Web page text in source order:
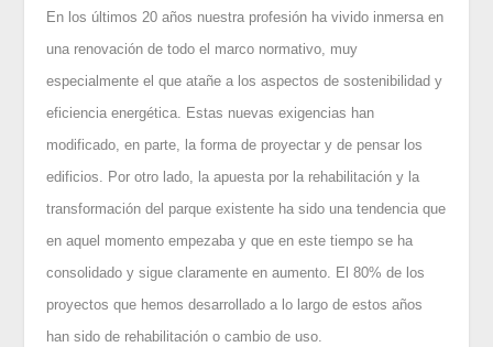
En los últimos 20 años nuestra profesión ha vivido inmersa en
una renovación de todo el marco normativo, muy
especialmente el que atañe a los aspectos de sostenibilidad y
eficiencia energética. Estas nuevas exigencias han
modificado, en parte, la forma de proyectar y de pensar los
edificios. Por otro lado, la apuesta por la rehabilitación y la
transformación del parque existente ha sido una tendencia que
en aquel momento empezaba y que en este tiempo se ha
consolidado y sigue claramente en aumento. El 80% de los
proyectos que hemos desarrollado a lo largo de estos años
han sido de rehabilitación o cambio de uso.